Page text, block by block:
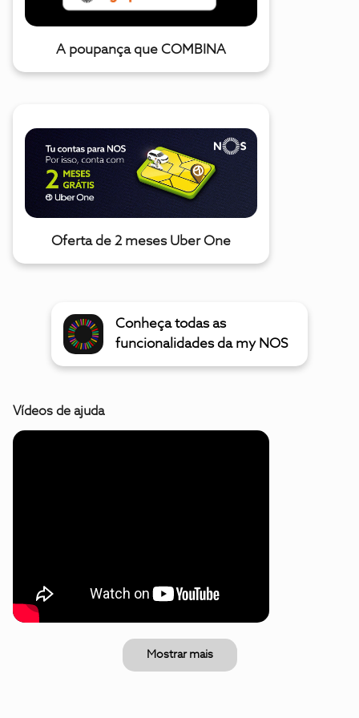
A poupança que COMBINA
Oferta de 2 meses Uber One
Conheça todas as
funcionalidades da my NOS
Vídeos de ajuda
Mostrar mais